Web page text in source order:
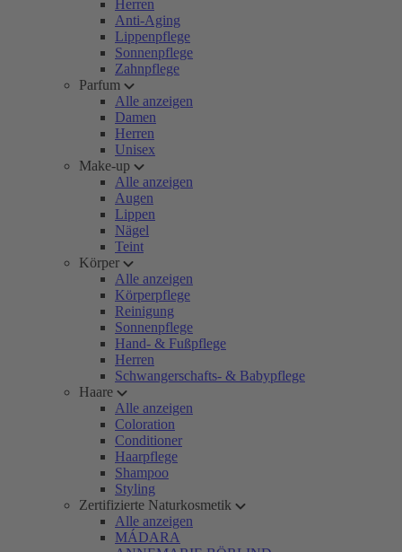
Herren
Anti-Aging
Lippenpflege
Sonnenpflege
Zahnpflege
Parfum
Alle anzeigen
Damen
Herren
Unisex
Make-up
Alle anzeigen
Augen
Lippen
Nägel
Teint
Körper
Alle anzeigen
Körperpflege
Reinigung
Sonnenpflege
Hand- & Fußpflege
Herren
Schwangerschafts- & Babypflege
Haare
Alle anzeigen
Coloration
Conditioner
Haarpflege
Shampoo
Styling
Zertifizierte Naturkosmetik
Alle anzeigen
MÁDARA